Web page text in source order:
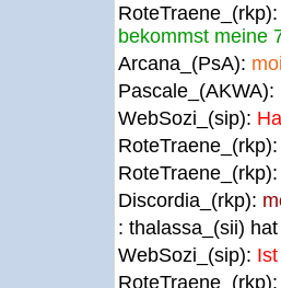
RoteTraene_(rkp):
bekommst meine
Arcana_(PsA):
Pascale_(AKWA):
WebSozi_(sip):
RoteTraene_(rkp):
RoteTraene_(rkp):
Discordia_(rkp):
: thalassa_(sii)
WebSozi_(sip):
RoteTraene_(rkp):